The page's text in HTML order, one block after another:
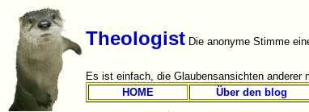
Theologist Die anonyme Stimme
Es ist einfach, die Glaubensansichten
HOME
Über den blog